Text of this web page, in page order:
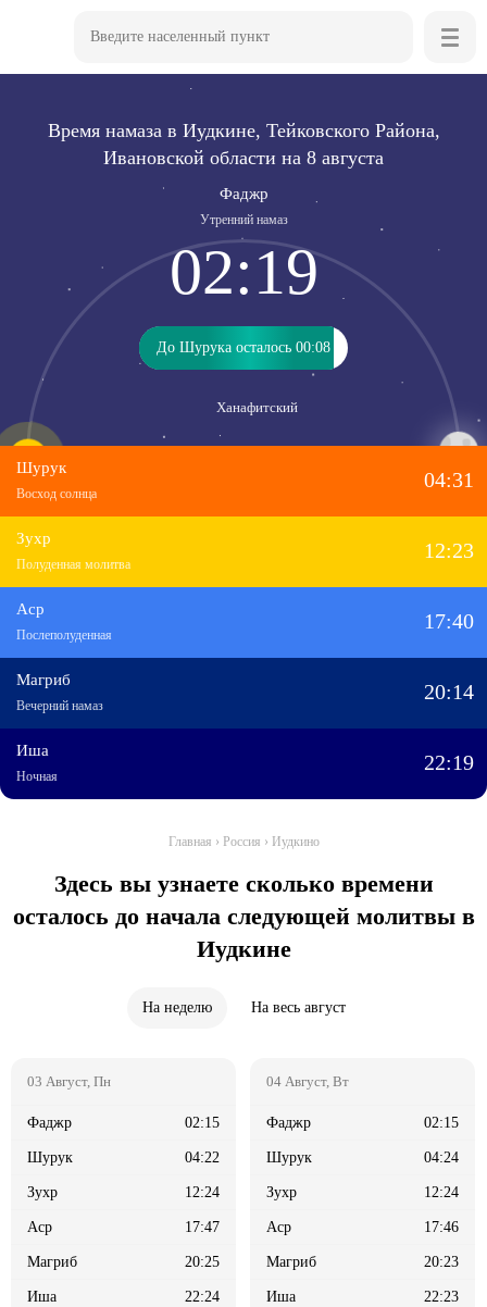
Ханафитский
Время намаза в Иудкине, Тейковского Района,
Ивановской области на 8 августа
Фаджр
Утренний намаз
02:19
До Шурука осталось 00:08
До Шурука осталось 00:08
Шурук
Восход солнца
04:31
Зухр
Полуденная молитва
12:23
Аср
Послеполуденная
17:40
Магриб
Вечерний намаз
20:14
Иша
Ночная
22:19
Главная › Россия › Иудкино
Здесь вы узнаете сколько времени
осталось до начала следующей молитвы в
Иудкине
На неделю На весь август
02:15
04:22
12:24
17:47
20:25
22:24
02:15
04:24
12:24
17:46
20:23
22:23